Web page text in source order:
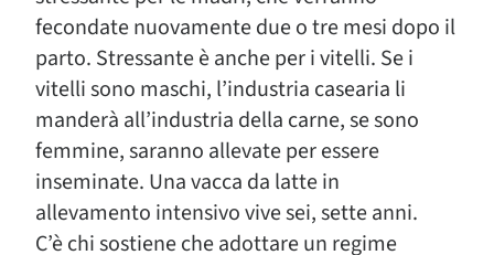
fecondate nuovamente due o tre mesi dopo il
parto. Stressante è anche per i vitelli. Se i
vitelli sono maschi, l’industria casearia li
manderà all’industria della carne, se sono
femmine, saranno allevate per essere
inseminate. Una vacca da latte in
allevamento intensivo vive sei, sette anni.
C’è chi sostiene che adottare un regime